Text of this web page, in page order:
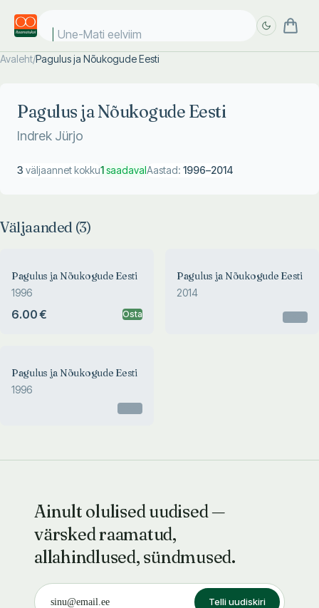
Une-Mati eelviima
Avaleht/Pagulus ja Nõukogude Eesti
Pagulus ja Nõukogude Eesti
Indrek Jürjo
3 väljaannet kokku1saadavalAastad: 1996–2014
Väljaanded (3)
Pagulus ja Nõukogude Eesti
1996
6.00 € Osta
Pagulus ja Nõukogude Eesti
2014
Pagulus ja Nõukogude Eesti
1996
Ainult olulised uudised —
värsked raamatud,
allahindlused, sündmused.
Telli uudiskiri